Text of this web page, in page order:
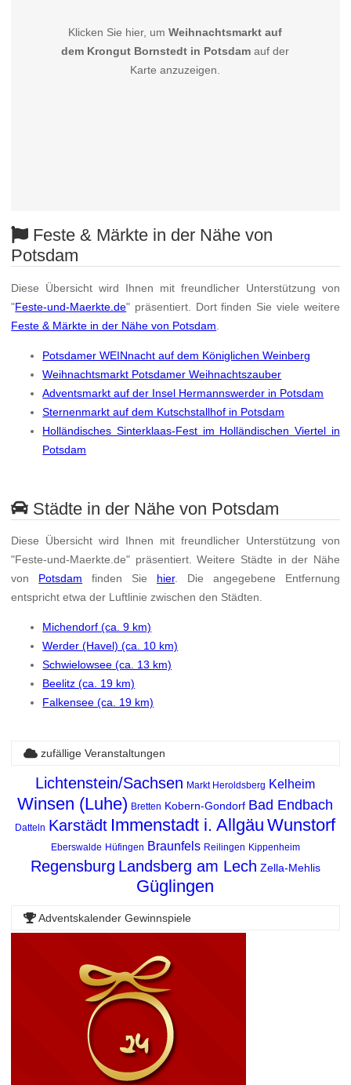
Klicken Sie hier, umWeihnachtsmarkt auf
dem Krongut Bornstedt in Potsdam auf der
Karte anzuzeigen.
Feste & Märkte in der Nähe von
Potsdam
Diese Übersicht wird Ihnen mit freundlicher Unterstützung von
"Feste-und-Maerkte.de" präsentiert. Dort finden Sie viele weitere
Feste & Märkte in der Nähe von Potsdam
Potsdamer WEINnacht auf dem Königlichen Weinberg
Weihnachtsmarkt Potsdamer Weihnachtszauber
Adventsmarkt auf der Insel Hermannswerder in Potsdam
Sternenmarkt auf dem Kutschstallhof in Potsdam
Holländisches Sinterklaas-Fest im Holländischen Viertel in
Potsdam
Städte in der Nähe von Potsdam
Diese Übersicht wird Ihnen mit freundlicher Unterstützung von
"Feste-und-Maerkte.de" präsentiert. Weitere Städte in der Nähe
von Potsdam finden Sie hier. Die angegebene Entfernung
entspricht etwa der Luftlinie zwischen den Städten.
Michendorf (ca. 9 km)
Werder (Havel) (ca. 10 km)
Schwielowsee (ca. 13 km)
Beelitz (ca. 19 km)
Falkensee (ca. 19 km)
zufällige Veranstaltungen
Lichtenstein/Sachsen Markt Heroldsberg Kelheim
Winsen (Luhe) Bretten Kobern-Gondorf Bad Endbach
Datteln Karstädt Immenstadt i. Allgäu Wunstorf
Eberswalde Hüfingen Braunfels Reilingen Kippenheim
Regensburg Landsberg am Lech Zella-Mehlis
Güglingen
Adventskalender Gewinnspiele